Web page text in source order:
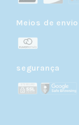
outer conch
fotografados
A anatomia
as posições.
avaliará seu
funciona para
Meios de envio
segurança